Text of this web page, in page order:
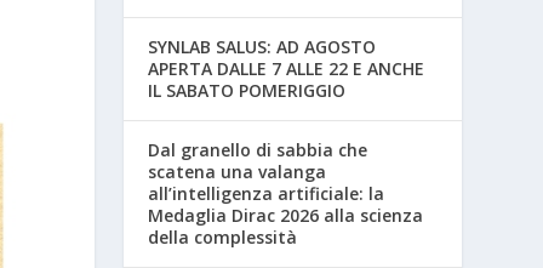
SYNLAB SALUS: AD AGOSTO
APERTA DALLE 7 ALLE 22 E ANCHE
IL SABATO POMERIGGIO
Dal granello di sabbia che
scatena una valanga
all’intelligenza artificiale: la
Medaglia Dirac 2026 alla scienza
della complessità